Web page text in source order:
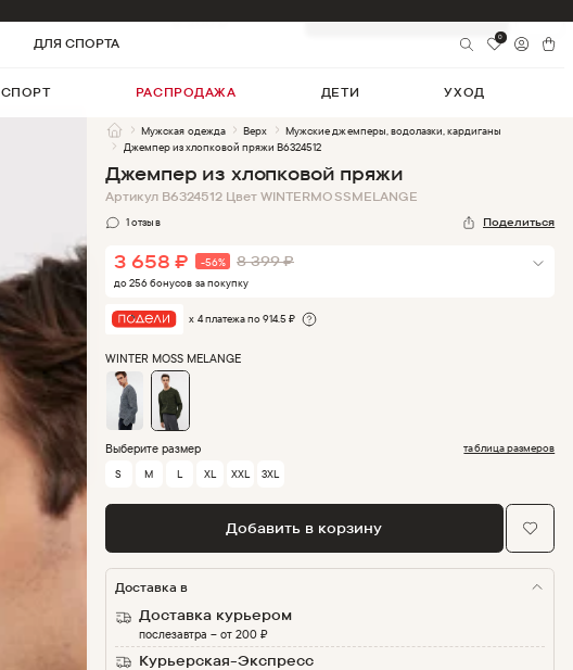
ДЛЯ СПОРТА 0
СПОРТ РАСПРОДАЖА ДЕТИ УХОД
8 399 ₽
Мужская одежда Верх
Мужские джемперы, водолазки, кардиганы
Джемпер из хлопковой пряжи B6324512
Джемпер из хлопковой пряжи
Артикул B6324512 ЦветWINTERMOSSMELANGE
1отзыв Поделиться
3 658 ₽ -56% 8 399 ₽
до256бонусов за покупку
х 4 платежа по914.5 ₽
WINTER MOSS MELANGE
Выберите размер
таблица размеров
S
M L XL XXL 3XL
Добавить в корзину
Доставка в
Доставка курьером
послезавтра – от 200 ₽
Курьерская-Экспресс